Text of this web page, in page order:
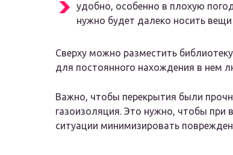
удобно, особенно в плохую
нужно будет далеко носить вещи
Сверху можно разместить
для постоянного нахождения в нем
Важно, чтобы перекрытия были
газоизоляция. Это нужно, чтобы при
ситуации минимизировать